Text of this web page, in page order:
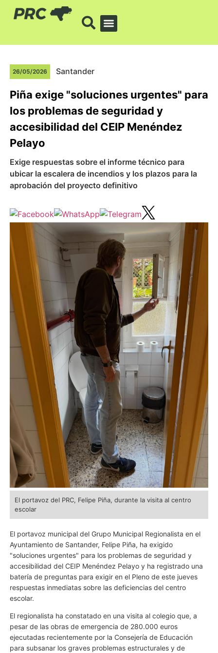
26/05/2026 Santander
Piña exige "soluciones urgentes" para
los problemas de seguridad y
accesibilidad del CEIP Menéndez
Pelayo
Exige respuestas sobre el informe técnico para
ubicar la escalera de incendios y los plazos para la
aprobación del proyecto definitivo
El portavoz del PRC, Felipe Piña, durante la visita al centro
escolar
El portavoz municipal del Grupo Municipal Regionalista en el
Ayuntamiento de Santander, Felipe Piña, ha exigido
"soluciones urgentes" para los problemas de seguridad y
accesibilidad del CEIP Menéndez Pelayo y ha registrado una
batería de preguntas para exigir en el Pleno de este jueves
respuestas inmediatas sobre las deficiencias del centro
escolar.
El regionalista ha constatado en una visita al colegio que, a
pesar de las obras de emergencia de 280.000 euros
ejecutadas recientemente por la Consejería de Educación
para subsanar los graves problemas estructurales y de